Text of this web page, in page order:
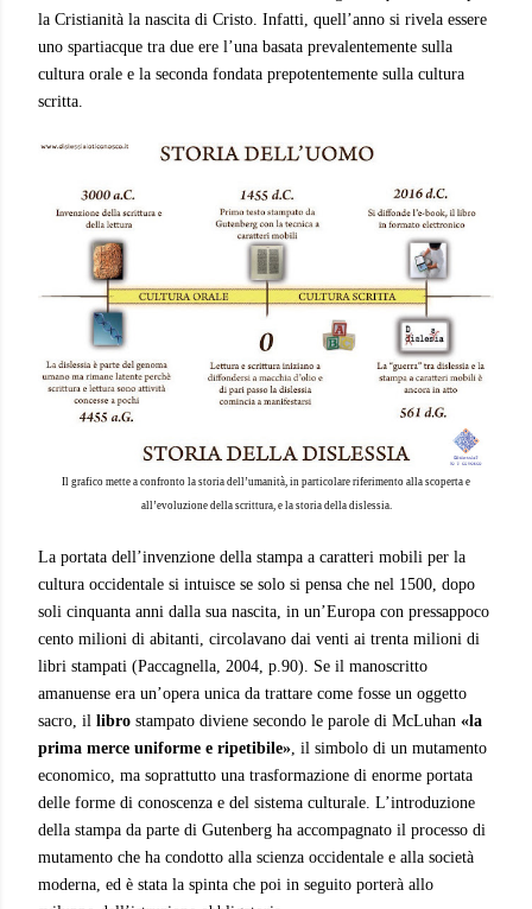
la Cristianità la nascita di Cristo. Infatti, quell’anno si rivela essere
uno spartiacque tra due ere l’una basata prevalentemente sulla
cultura orale e la seconda fondata prepotentemente sulla cultura
scritta.
Il grafico mette a confronto la storia dell’umanità, in particolare riferimento alla scoperta e
all’evoluzione della scrittura, e la storia della dislessia.
La portata dell’invenzione della stampa a caratteri mobili per la
cultura occidentale si intuisce se solo si pensa che nel 1500, dopo
soli cinquanta anni dalla sua nascita, in un’Europa con pressappoco
cento milioni di abitanti, circolavano dai venti ai trenta milioni di
libri stampati (Paccagnella, 2004, p.90). Se il manoscritto
amanuense era un’opera unica da trattare come fosse un oggetto
sacro, il libro stampato diviene secondo le parole di McLuhan «la
prima merce uniforme e ripetibile», il simbolo di un mutamento
economico, ma soprattutto una trasformazione di enorme portata
delle forme di conoscenza e del sistema culturale. L’introduzione
della stampa da parte di Gutenberg ha accompagnato il processo di
mutamento che ha condotto alla scienza occidentale e alla società
moderna, ed è stata la spinta che poi in seguito porterà allo